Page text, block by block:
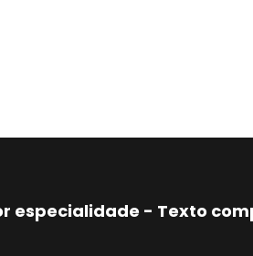
especialidade - Texto